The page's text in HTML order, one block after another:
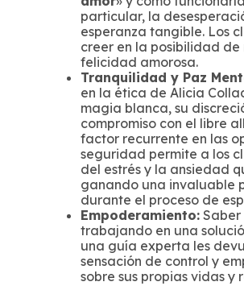
particular, la
esperanza tangible. Los
creer en la posibilidad de
felicidad amorosa.
Tranquilidad y Paz
en la ética de Alicia
magia blanca, su
compromiso con el libre
factor recurrente en las
seguridad permite a los
del estrés y la ansiedad
ganando una invaluable
durante el proceso de
Empoderamiento: Saber
trabajando en una
una guía experta les
sensación de control y
sobre sus propias vidas y